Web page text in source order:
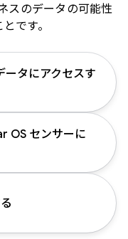
スのデータの可能性
です。
ータにアクセスす
OS センサーに